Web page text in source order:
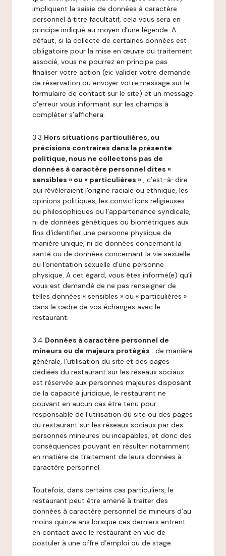
impliquent la saisie de données à caractère
personnel à titre facultatif, cela vous sera en
principe indiqué au moyen d’une légende. A
défaut, si la collecte de certaines données est
obligatoire pour la mise en œuvre du traitement
associé, vous ne pourrez en principe pas
finaliser votre action (ex: valider votre demande
de réservation ou envoyer votre message sur le
formulaire de contact sur le site) et un message
d’erreur vous informant sur les champs à
compléter s’affichera.
3.3 Hors situations particulières, ou
précisions contraires dans la présente
politique, nous ne collectons pas de
données à caractère personnel dites «
sensibles » ou « particulières » , c’est-à-dire
qui révèleraient l'origine raciale ou ethnique, les
opinions politiques, les convictions religieuses
ou philosophiques ou l'appartenance syndicale,
ni de données génétiques ou biométriques aux
fins d'identifier une personne physique de
manière unique, ni de données concernant la
santé ou de données concernant la vie sexuelle
ou l'orientation sexuelle d'une personne
physique. A cet égard, vous êtes informé(e) qu’il
vous est demandé de ne pas renseigner de
telles données « sensibles » ou « particulières »
dans le cadre de vos échanges avec le
restaurant.
3.4 Données à caractère personnel de
mineurs ou de majeurs protégés : de manière
générale, l’utilisation du site et des pages
dédiées du restaurant sur les réseaux sociaux
est réservée aux personnes majeures disposant
de la capacité juridique, le restaurant ne
pouvant en aucun cas être tenu pour
responsable de l’utilisation du site ou des pages
du restaurant sur les réseaux sociaux par des
personnes mineures ou incapables, et donc des
conséquences pouvant en résulter notamment
en matière de traitement de leurs données à
caractère personnel.
Toutefois, dans certains cas particuliers, le
restaurant peut être amené à traiter des
données à caractère personnel de mineurs d’au
moins quinze ans lorsque ces derniers entrent
en contact avec le restaurant en vue de
postuler à une offre d’emploi ou de stage.